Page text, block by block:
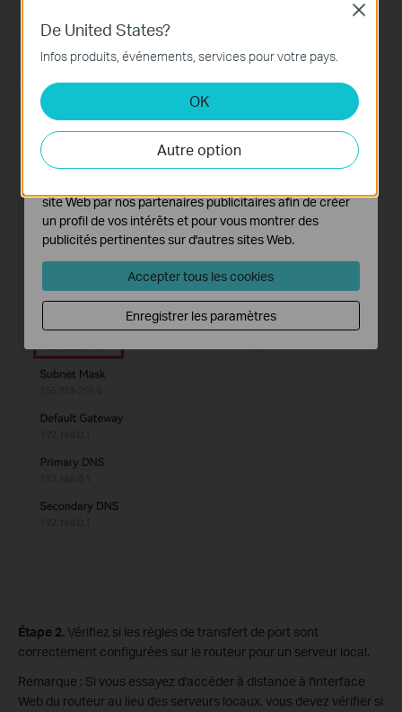
Étape 2.Vérifiez si les règles de transfert de port sont
correctement configurées sur le routeur pour un serveur local.
Remarque : Si vous essayez d'accéder à distance à l'interface
Web du routeur au lieu des serveurs locaux, vous devez vérifier si
De United States?
Infos produits, événements, services pour votre pays.
OK
Autre option
Close
Ces cookies sont nécessaires au fonctionnement du
site Web et ne peuvent pas être désactivés dans vos
systèmes.
Cookies d'analyse et marketing
Les cookies d'analyse nous permettent d'analyser vos
activités sur notre site Web pour améliorer et ajuster les
fonctionnalités de notre site Web.
site Web par nos partenaires publicitaires afin de créer
un profil de vos intérêts et pour vous montrer des
publicités pertinentes sur d'autres sites Web.
Accepter tous les cookies
Enregistrer les paramètres